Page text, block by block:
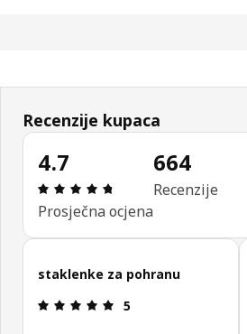
Recenzije kupaca
4.7
Ocjena i recenzija:
Prosječna ocjena
664
Recenzije
Preskoči recenzije kupaca
staklenke za pohranu
Ocjena i recenzija: 5
5